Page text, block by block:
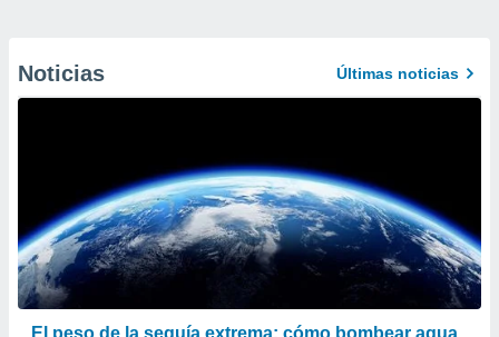
Noticias Últimas noticias
El peso de la sequía extrema: cómo bombear agua